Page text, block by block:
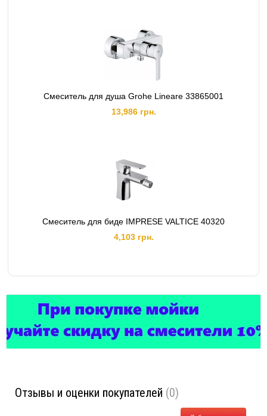
Смеситель для душа Grohe Lineare 33865001
13,986 грн.
Смеситель для биде IMPRESE VALTICE 40320
4,103 грн.
Отзывы и оценки покупателей (0)